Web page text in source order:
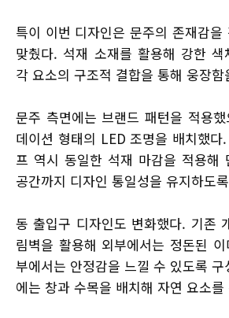
특이 이번 디자인은 문주의 존재감을
맞췄다. 석재 소재를 활용해 강한
각 요소의 구조적 결합을 통해 웅장
문주 측면에는 브랜드 패턴을 적용
데이션 형태의 LED 조명을 배치했다
프 역시 동일한 석재 마감을 적용해
공간까지 디자인 통일성을 유지하도
동 출입구 디자인도 변화했다. 기존
림벽을 활용해 외부에서는 정돈된
부에서는 안정감을 느낄 수 있도록
에는 창과 수목을 배치해 자연 요소를